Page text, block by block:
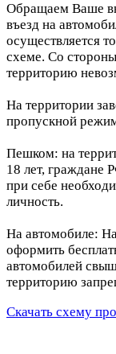
Обращаем Ваше
въезд на
осуществляется
схеме. Со
территорию
На территории
пропускной
Пешком: на
18 лет, граждане
при себе
личность.
На автомобиле:
оформить
автомобилей
территорию
Скачать схему